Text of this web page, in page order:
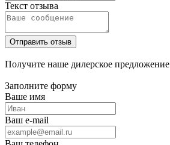
Текст отзыва
Получите наше дилерское предложение
Заполните форму
Ваше имя
Ваш e-mail